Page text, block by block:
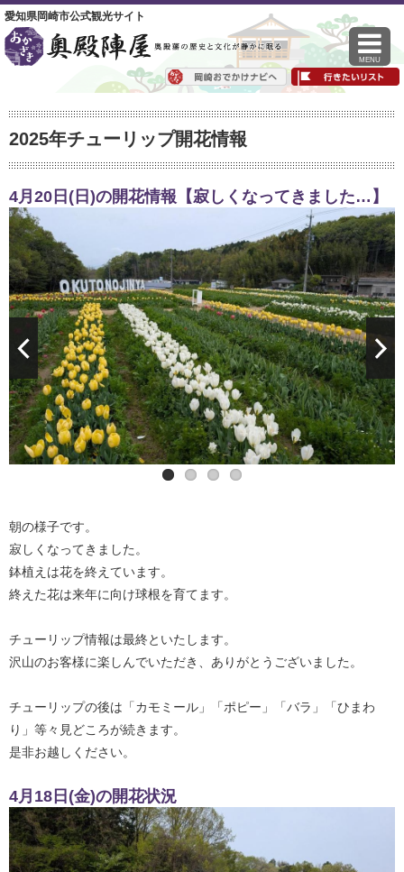
愛知県岡崎市公式観光サイト
MENU
2025年チューリップ開花情報
4月20日(日)の開花情報【寂しくなってきました…】
朝の様子です。
寂しくなってきました。
鉢植えは花を終えています。
終えた花は来年に向け球根を育てます。
チューリップ情報は最終といたします。
沢山のお客様に楽しんでいただき、ありがとうございました。
チューリップの後は「カモミール」「ポピー」「バラ」「ひまわ
り」等々見どころが続きます。
是非お越しください。
4月18日(金)の開花状況